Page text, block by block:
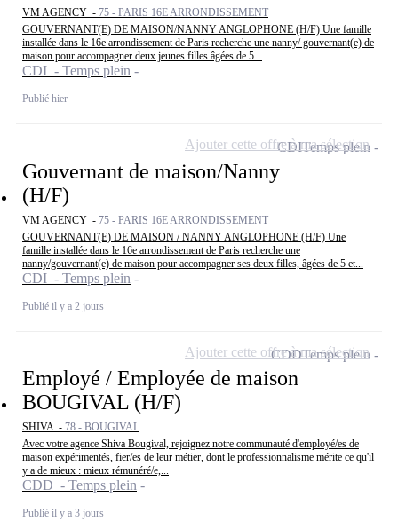
VM AGENCY - 75 - PARIS 16E ARRONDISSEMENT
GOUVERNANT(E) DE MAISON/NANNY ANGLOPHONE (H/F) Une famille
installée dans le 16e arrondissement de Paris recherche une nanny/ gouvernant(e) de
maison pour accompagner deux jeunes filles âgées de 5...
CDI - Temps plein
Publié hier
Gouvernant de maison/Nanny
(H/F)
VM AGENCY - 75 - PARIS 16E ARRONDISSEMENT
GOUVERNANT(E) DE MAISON / NANNY ANGLOPHONE (H/F) Une
famille installée dans le 16e arrondissement de Paris recherche une
nanny/gouvernant(e) de maison pour accompagner ses deux filles, âgées de 5 et...
CDI - Temps plein
Publié il y a 2 jours
CDITemps plein
Ajouter cette offre à ma sélection
Employé / Employée de maison
BOUGIVAL (H/F)
SHIVA - 78 - BOUGIVAL
Avec votre agence Shiva Bougival, rejoignez notre communauté d'employé/es de
maison expérimentés, fier/es de leur métier, dont le professionnalisme mérite ce qu'il
y a de mieux : mieux rémunéré/e,...
CDD - Temps plein
Publié il y a 3 jours
CDDTemps plein
Ajouter cette offre à ma sélection